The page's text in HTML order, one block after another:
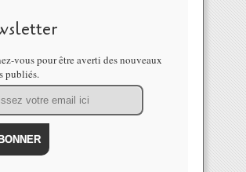
vous pour être averti des nouveaux
publiés.